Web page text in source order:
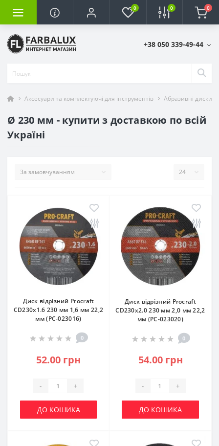
0 0 0
+38 050 339-49-44
Аксесуари та комплектуючі для інструментів Абразивні диски
Ø 230 мм - купити з доставкою по всій
Україні
Диск відрізний Procraft
CD230x1.6 230 мм 1,6 мм 22,2
мм (PC-023016)
0
52.00 грн
- +
ДО КОШИКА
Диск відрізний Procraft
CD230x2.0 230 мм 2,0 мм 22,2
мм (PC-023020)
0
54.00 грн
- +
ДО КОШИКА